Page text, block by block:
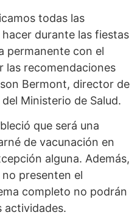
todas las
durante las fiestas
permanente con el
las recomendaciones
Bermont, director de
Ministerio de Salud.
que será una
de vacunación en
alguna. Además,
presenten el
completo no podrán
actividades.